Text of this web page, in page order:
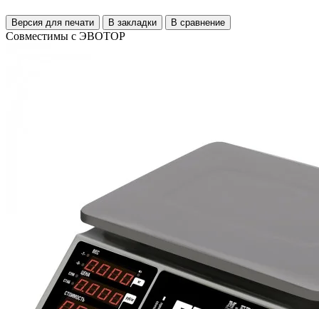
Версия для печати В закладки В сравнение
Совместимы с ЭВОТОР